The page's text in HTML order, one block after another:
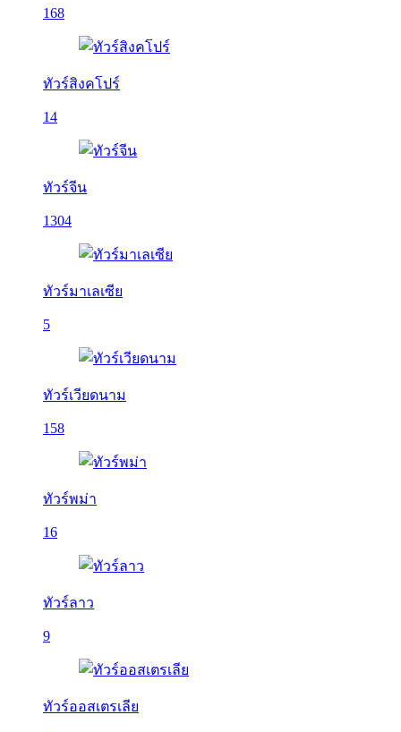
168
ทัวร์สิงคโปร์
14
ทัวร์จีน
1304
ทัวร์มาเลเซีย
5
ทัวร์เวียดนาม
158
ทัวร์พม่า
16
ทัวร์ลาว
9
ทัวร์ออสเตรเลีย